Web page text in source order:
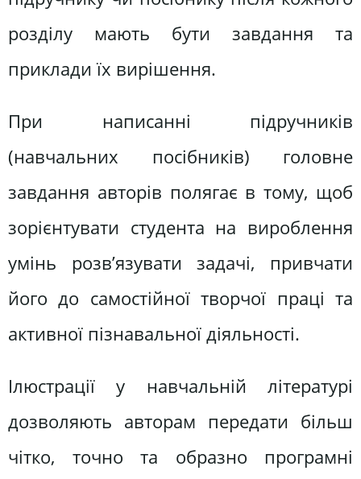
розділу мають бути завдання та
приклади їх вирішення.
При написанні підручників
(навчальних посібників) головне
завдання авторів полягає в тому, щоб
зорієнтувати студента на вироблення
умінь розв’язувати задачі, привчати
його до самостійної творчої праці та
активної пізнавальної діяльності.
Ілюстрації у навчальній літературі
дозволяють авторам передати більш
чітко, точно та образно програмні